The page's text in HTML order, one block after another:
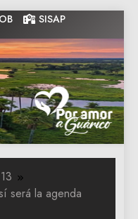
SISAP
Guarico
de Guarico
13
será la agenda